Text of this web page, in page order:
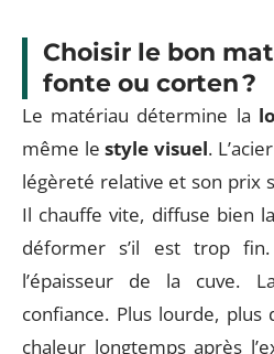
Choisir le bon
fonte ou corten ?
Le matériau détermine la
même lestyle visuel.
légèreté relative et son prix
Il chauffe vite, diffuse bien
déformer s’il est trop
l’épaisseur de la cuve.
confiance. Plus lourde, plus
chaleur longtemps après